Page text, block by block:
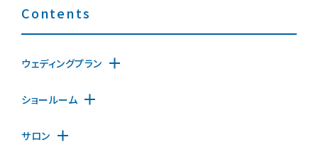
Contents
ウェディングプラン
ショールーム
サロン